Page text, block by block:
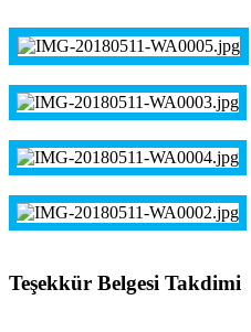
Teşekkür Belgesi Takdimi